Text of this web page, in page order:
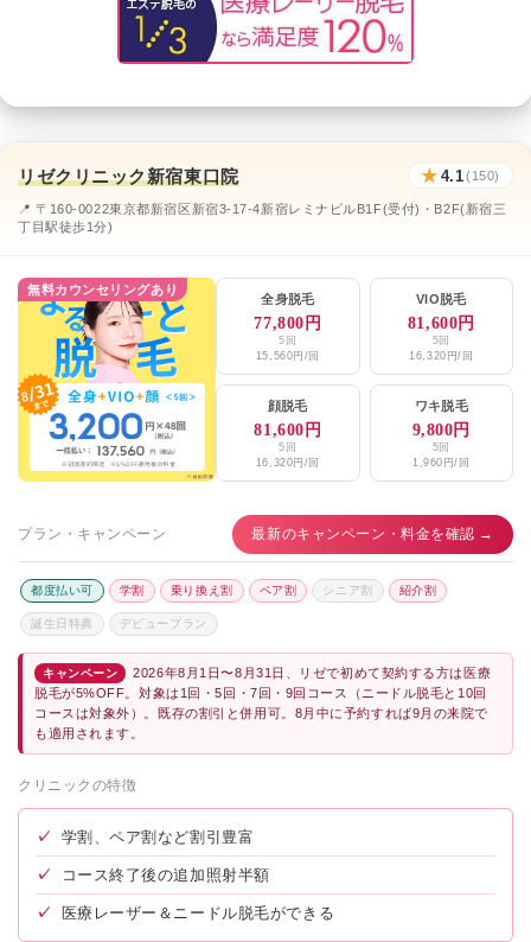
リゼクリニック新宿東口院 ★ 4.1(150)
📍 〒160-0022東京都新宿区新宿3-17-4新宿レミナビルB1F(受付)・B2F(新宿三
丁目駅徒歩1分)
無料カウンセリングあり
全身脱毛
77,800円
5回
15,560円/回
VIO脱毛
81,600円
5回
16,320円/回
顔脱毛
81,600円
5回
16,320円/回
ワキ脱毛
9,800円
5回
1,960円/回
プラン・キャンペーン 最新のキャンペーン・料金を確認 →
都度払い可 学割 乗り換え割 ペア割 シニア割 紹介割
誕生日特典 デビュープラン
キャンペーン
2026年8月1日〜8月31日、リゼで初めて契約する方は医療
脱毛が5%OFF。対象は1回・5回・7回・9回コース（ニードル脱毛と10回
コースは対象外）。既存の割引と併用可。8月中に予約すれば9月の来院で
も適用されます。
クリニックの特徴
✓ 学割、ペア割など割引豊富
✓ コース終了後の追加照射半額
✓ 医療レーザー＆ニードル脱毛ができる